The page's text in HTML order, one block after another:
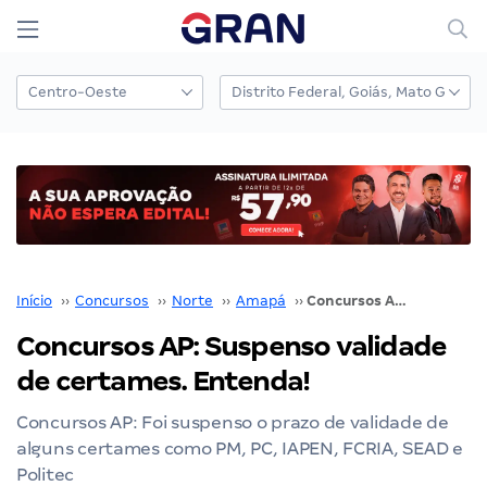
Início ›› Concursos ›› Norte ›› Amapá ›› Concursos AP: Suspenso validade de certames. Entenda!
Concursos AP: Suspenso validade
de certames. Entenda!
Concursos AP: Foi suspenso o prazo de validade de
alguns certames como PM, PC, IAPEN, FCRIA, SEAD e
Politec